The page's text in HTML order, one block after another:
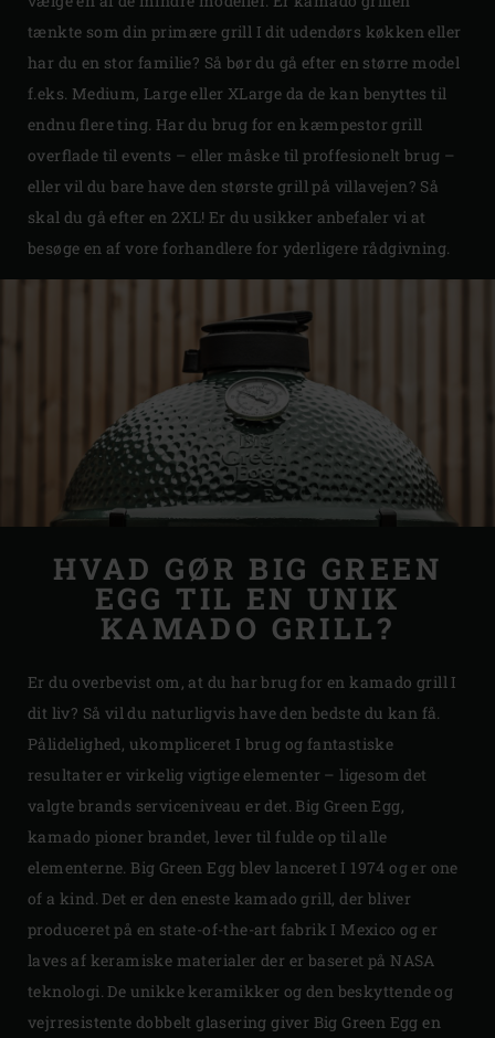
tænkte som din primære grill I dit udendørs køkken eller
har du en stor familie? Så bør du gå efter en større model
f.eks. Medium, Large eller XLarge da de kan benyttes til
endnu flere ting. Har du brug for en kæmpestor grill
overflade til events – eller måske til proffesionelt brug –
eller vil du bare have den største grill på villavejen? Så
skal du gå efter en 2XL! Er du usikker anbefaler vi at
besøge en af vore forhandlere for yderligere rådgivning.
HVAD GØR BIG GREEN
EGG TIL EN UNIK
KAMADO GRILL?
Er du overbevist om, at du har brug for en kamado grill I
dit liv? Så vil du naturligvis have den bedste du kan få.
Pålidelighed, ukompliceret I brug og fantastiske
resultater er virkelig vigtige elementer – ligesom det
valgte brands serviceniveau er det. Big Green Egg,
kamado pioner brandet, lever til fulde op til alle
elementerne. Big Green Egg blev lanceret I 1974 og er one
of a kind. Det er den eneste kamado grill, der bliver
produceret på en state-of-the-art fabrik I Mexico og er
laves af keramiske materialer der er baseret på NASA
teknologi. De unikke keramikker og den beskyttende og
vejrresistente dobbelt glasering giver Big Green Egg en